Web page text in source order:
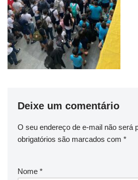
Deixe um comentário
O seu endereço de e-mail não será
obrigatórios são marcados com *
Nome *